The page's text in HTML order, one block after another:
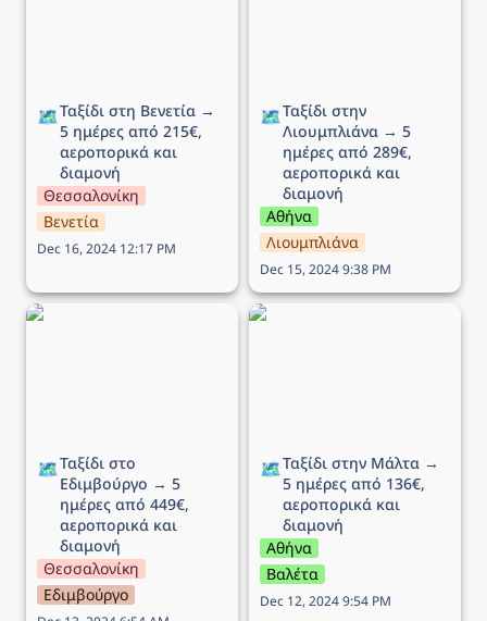
🗺️Ταξίδι στη Βενετία →
5 ημέρες από 215€,
αεροπορικά και
διαμονή
Θεσσαλονίκη
Βενετία
Dec 16, 2024 12:17 PM
🗺️Ταξίδι στην
Λιουμπλιάνα → 5
ημέρες από 289€,
αεροπορικά και
διαμονή
Αθήνα
Λιουμπλιάνα
Dec 15, 2024 9:38 PM
Ταξίδι στο Εδιμβούργο →
🗺️Ταξίδι στο
Εδιμβούργο → 5
ημέρες από 449€,
αεροπορικά και
διαμονή
Θεσσαλονίκη
Εδιμβούργο
Ταξίδι στην Μάλτα → 5
🗺️Ταξίδι στην Μάλτα →
5 ημέρες από 136€,
αεροπορικά και
διαμονή
Αθήνα
Βαλέτα
Dec 12, 2024 9:54 PM